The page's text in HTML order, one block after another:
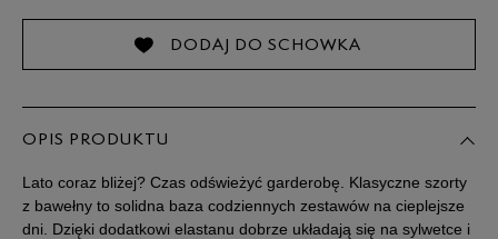
38
DODAJ DO SCHOWKA
OPIS PRODUKTU
Lato coraz bliżej? Czas odświeżyć garderobę. Klasyczne szorty
z bawełny to solidna baza codziennych zestawów na cieplejsze
dni. Dzięki dodatkowi elastanu dobrze układają się na sylwetce i